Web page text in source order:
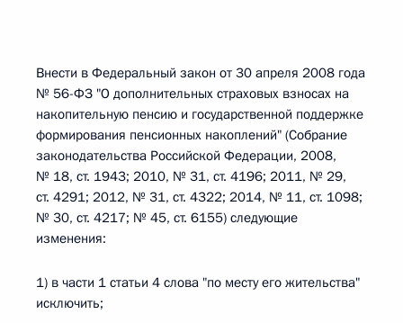
Внести в Федеральный закон от 30 апреля 2008 года
№ 56-ФЗ "О дополнительных страховых взносах на
накопительную пенсию и государственной поддержке
формирования пенсионных накоплений" (Собрание
законодательства Российской Федерации, 2008,
№ 18, ст. 1943; 2010, № 31, ст. 4196; 2011, № 29,
ст. 4291; 2012, № 31, ст. 4322; 2014, № 11, ст. 1098;
№ 30, ст. 4217; № 45, ст. 6155) следующие
изменения:
1) в части 1 статьи 4 слова "по месту его жительства"
исключить;